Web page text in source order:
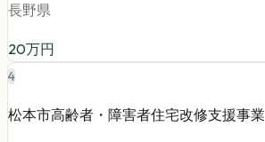
長野県
20万円
4
松本市高齢者・障害者住宅改修支援事業